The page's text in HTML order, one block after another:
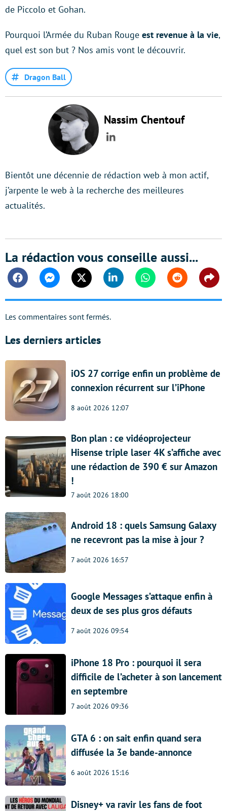
de Piccolo et Gohan.
Pourquoi l’Armée du Ruban Rouge est revenue à la vie,
quel est son but ? Nos amis vont le découvrir.
Dragon Ball
Nassim Chentouf
LinkedIn
Bientôt une décennie de rédaction web à mon actif,
j’arpente le web à la recherche des meilleures
actualités.
La rédaction vous conseille aussi...
FacebookMessengerTwitter Linkedin WhatsappReddit
Les commentaires sont fermés.
Les derniers articles
iOS 27 corrige enfin un problème de
connexion récurrent sur l’iPhone
8 août 2026 12:07
Bon plan : ce vidéoprojecteur
Hisense triple laser 4K s’affiche avec
une rédaction de 390 € sur Amazon
!
7 août 2026 18:00
Android 18 : quels Samsung Galaxy
ne recevront pas la mise à jour ?
7 août 2026 16:57
Google Messages s’attaque enfin à
deux de ses plus gros défauts
7 août 2026 09:54
iPhone 18 Pro : pourquoi il sera
difficile de l’acheter à son lancement
en septembre
7 août 2026 09:36
GTA 6 : on sait enfin quand sera
diffusée la 3e bande-annonce
6 août 2026 15:16
Disney+ va ravir les fans de foot